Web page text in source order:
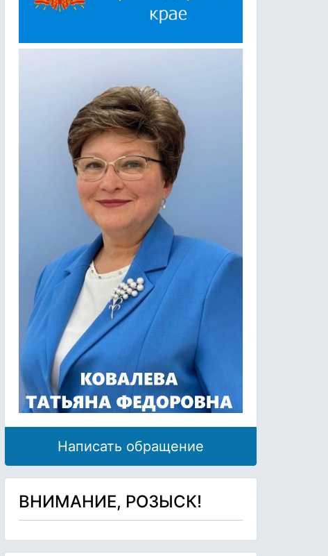
Написать обращение
ВНИМАНИЕ, РОЗЫСК!